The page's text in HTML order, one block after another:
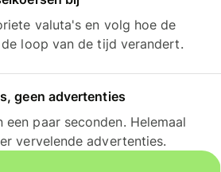
valuta's en volg hoe de
loop van de tijd verandert.
geen advertenties
een paar seconden. Helemaal
vervelende advertenties.